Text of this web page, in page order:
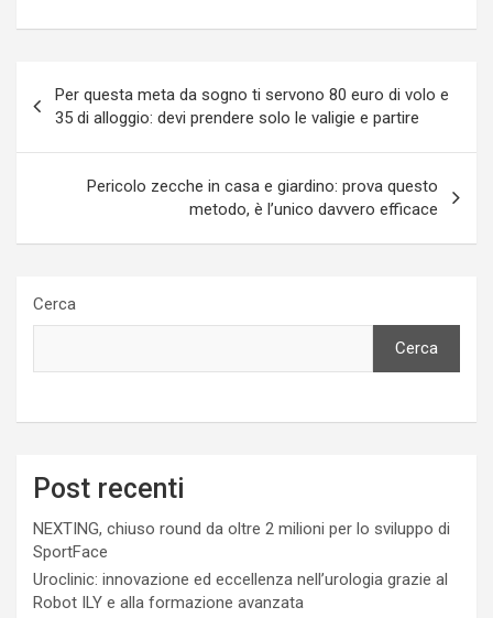
articoli
Per questa meta da sogno ti servono 80 euro di volo e
35 di alloggio: devi prendere solo le valigie e partire
Pericolo zecche in casa e giardino: prova questo
metodo, è l’unico davvero efficace
Cerca
Cerca
Post recenti
NEXTING, chiuso round da oltre 2 milioni per lo sviluppo di
SportFace
Uroclinic: innovazione ed eccellenza nell’urologia grazie al
Robot ILY e alla formazione avanzata